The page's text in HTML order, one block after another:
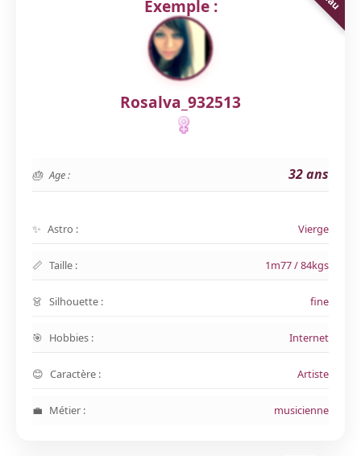
Exemple :
Rosalva_932513
Age : 32 ans
Astro : Vierge
Taille : 1m77 / 84kgs
Silhouette : fine
Hobbies : Internet
Caractère : Artiste
Métier : musicienne